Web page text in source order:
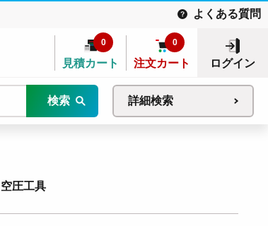
よくある質問
見積カート
0
注文カート
0
ログイン
検索 詳細検索
空圧工具